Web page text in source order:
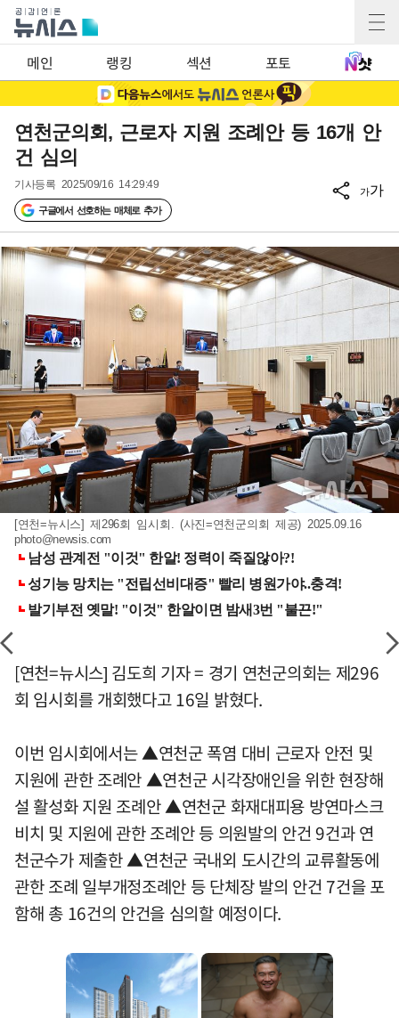
메인 랭킹 섹션 포토
연천군의회, 근로자 지원 조례안 등 16개 안
건 심의
기사등록 2025/09/16 14:29:49
구글에서 선호하는 매체로 추가
가가
[연천=뉴시스] 제296회 임시회. (사진=연천군의회 제공) 2025.09.16
photo@newsis.com
[연천=뉴시스] 김도희 기자 = 경기 연천군의회는 제296
회 임시회를 개회했다고 16일 밝혔다.
이번 임시회에서는 ▲연천군 폭염 대비 근로자 안전 및
지원에 관한 조례안 ▲연천군 시각장애인을 위한 현장해
설 활성화 지원 조례안 ▲연천군 화재대피용 방연마스크
비치 및 지원에 관한 조례안 등 의원발의 안건 9건과 연
천군수가 제출한 ▲연천군 국내외 도시간의 교류활동에
관한 조례 일부개정조례안 등 단체장 발의 안건 7건을 포
함해 총 16건의 안건을 심의할 예정이다.